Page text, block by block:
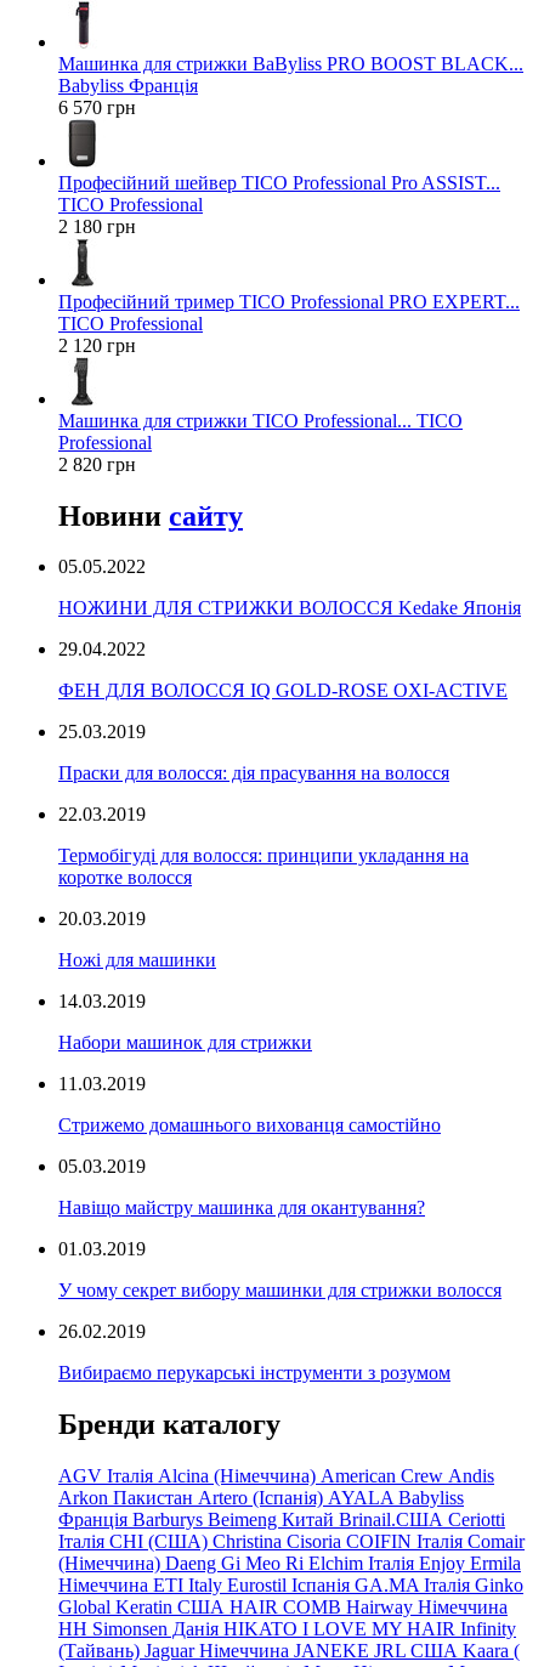
Машинка для стрижки BaByliss PRO BOOST BLACK...
Babyliss Франція
6 570 грн
Професійний шейвер TICO Professional Pro ASSIST...
TICO Professional
2 180 грн
Професійний тример TICO Professional PRO EXPERT...
TICO Professional
2 120 грн
Машинка для стрижки TICO Professional... TICO
Professional
2 820 грн
Новини сайту
05.05.2022
НОЖИНИ ДЛЯ СТРИЖКИ ВОЛОССЯ Kedake Японія
29.04.2022
ФЕН ДЛЯ ВОЛОССЯ IQ GOLD-ROSE OXI-ACTIVE
25.03.2019
Праски для волосся: дія прасування на волосся
22.03.2019
Термобігуді для волосся: принципи укладання на
коротке волосся
20.03.2019
Ножі для машинки
14.03.2019
Набори машинок для стрижки
11.03.2019
Стрижемо домашнього вихованця самостійно
05.03.2019
Навіщо майстру машинка для окантування?
01.03.2019
У чому секрет вибору машинки для стрижки волосся
26.02.2019
Вибираємо перукарські інструменти з розумом
Бренди каталогу
AGV Італія Alcina (Німеччина) American Crew Andis
Arkon Пакистан Artero (Іспанія) AYALA Babyliss
Франція Barburys Beimeng Китай Brinail.США Ceriotti
Італія CHI (США) Christina Cisoria COIFIN Італія Comair
(Німеччина) Daeng Gi Meo Ri Elchim Італія Enjoy Ermila
Німеччина ETI Italy Eurostil Іспанія GA.MA Італія Ginko
Global Keratin США HAIR COMB Hairway Німеччина
HH Simonsen Данія HIKATO I LOVE MY HAIR Infinity
(Тайвань) Jaguar Німеччина JANEKE JRL США Kaara (